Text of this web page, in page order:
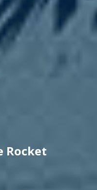
Rocket